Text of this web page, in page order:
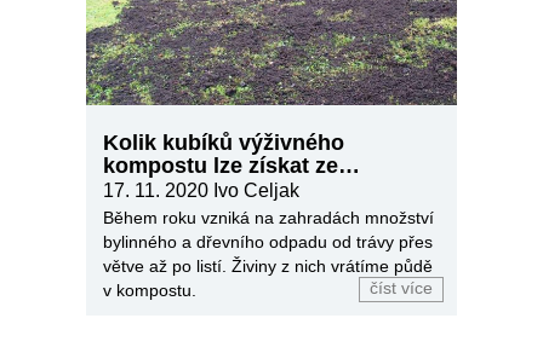
Kolik kubíků výživného
kompostu lze získat ze
zahrady?
17. 11. 2020 Ivo Celjak
Během roku vzniká na zahradách množství
bylinného a dřevního odpadu od trávy přes
větve až po listí. Živiny z nich vrátíme půdě
v kompostu.
číst více